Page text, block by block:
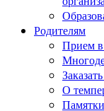
Родителям
Прием
О
Памятки